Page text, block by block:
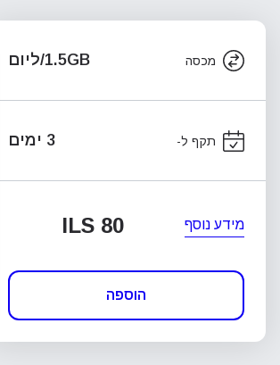
מכסה 1.5GB/ליום
תקף ל- 3 ימים
מידע נוסף ILS 80
הוספה